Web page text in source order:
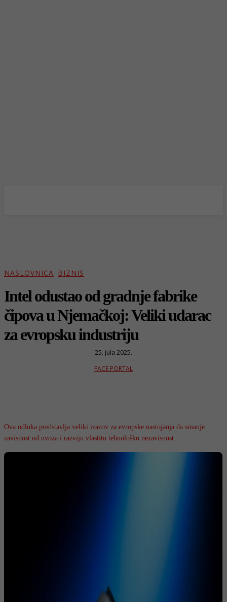
NASLOVNICA BIZNIS
Intel odustao od gradnje fabrike
čipova u Njemačkoj: Veliki udarac
za evropsku industriju
25. jula 2025.
FACE PORTAL
Ova odluka predstavlja veliki izazov za evropske nastojanja da smanje
zavisnost od uvoza i razviju vlastitu tehnološku nezavisnost.